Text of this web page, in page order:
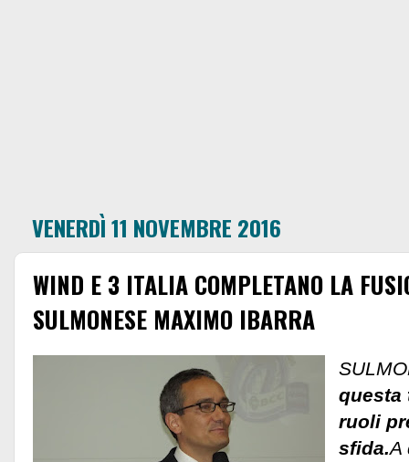
VENERDÌ 11 NOVEMBRE 2016
WIND E 3 ITALIA COMPLETANO LA
SULMONESE MAXIMO IBARRA
questa
ruoli
sfida.A